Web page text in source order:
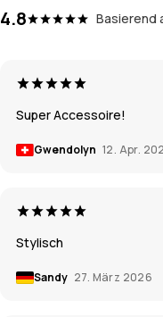
4.8 Basierend
Super Accessoire!
Gwendolyn 12. Apr.
Stylisch
Sandy 27. März 2026